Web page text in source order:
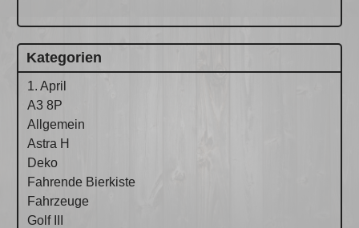
Kategorien
1. April
A3 8P
Allgemein
Astra H
Deko
Fahrende Bierkiste
Fahrzeuge
Golf III